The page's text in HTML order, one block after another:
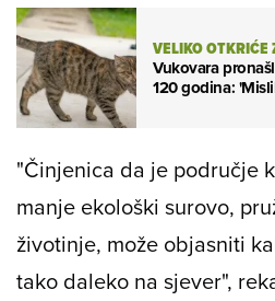
VELIKO
Vukovara
120 godina:
"Činjenica da je područje
manje ekološki surovo,
životinje, može objasniti
tako daleko na sjever",